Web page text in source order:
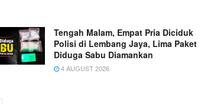
Tengah Malam, Empat Pria Diciduk
Polisi di Lembang Jaya, Lima Paket
Diduga Sabu Diamankan
4 AUGUST 2026